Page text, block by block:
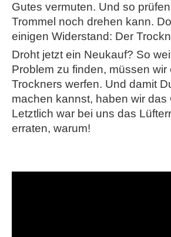
Gutes vermuten. Und so
Trommel noch drehen kann.
einigen Widerstand: Der
Droht jetzt ein Neukauf? So
Problem zu finden, müssen
Trockners werfen. Und damit
machen kannst, haben wir
Letztlich war bei uns das
erraten, warum!